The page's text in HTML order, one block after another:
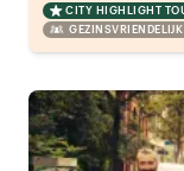
CITY HIGHLIGHT
GEZINSVRIENDELIJK